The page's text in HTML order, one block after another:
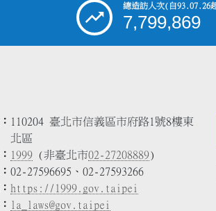
總造訪人次(自93.07.26
7,799,869
110204 臺北市信義區市府路1號8樓東
北區
1999 (非臺北市02-27208889)
02-27596695、02-27593266
https://1999.gov.taipei
la_laws@gov.taipei